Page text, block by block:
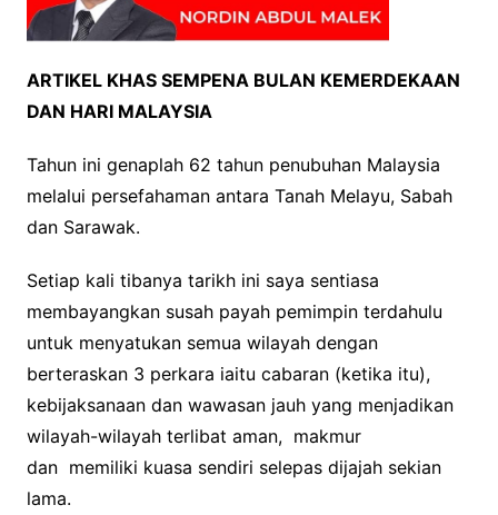
ARTIKEL KHAS SEMPENA BULAN KEMERDEKAAN
DAN HARI MALAYSIA
Tahun ini genaplah 62 tahun penubuhan Malaysia
melalui persefahaman antara Tanah Melayu, Sabah
dan Sarawak.
Setiap kali tibanya tarikh ini saya sentiasa
membayangkan susah payah pemimpin terdahulu
untuk menyatukan semua wilayah dengan
berteraskan 3 perkara iaitu cabaran (ketika itu),
kebijaksanaan dan wawasan jauh yang menjadikan
wilayah-wilayah terlibat aman, makmur
dan memiliki kuasa sendiri selepas dijajah sekian
lama.